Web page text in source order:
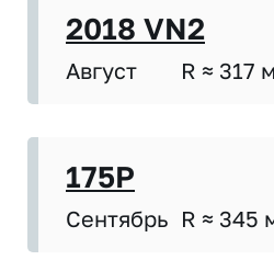
2018 VN2
Август R ≈ 317
175P
Сентябрь R ≈ 345